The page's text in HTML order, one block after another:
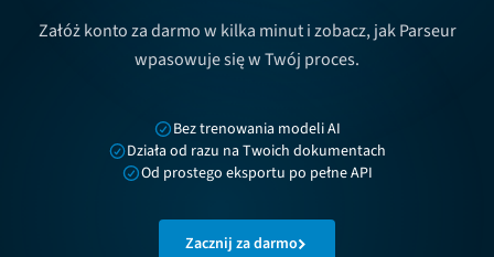
Załóż konto za darmo w kilka minut i zobacz, jak Parseur
wpasowuje się w Twój proces.
Bez trenowania modeli AI
Działa od razu na Twoich dokumentach
Od prostego eksportu po pełne API
Zacznij za darmo